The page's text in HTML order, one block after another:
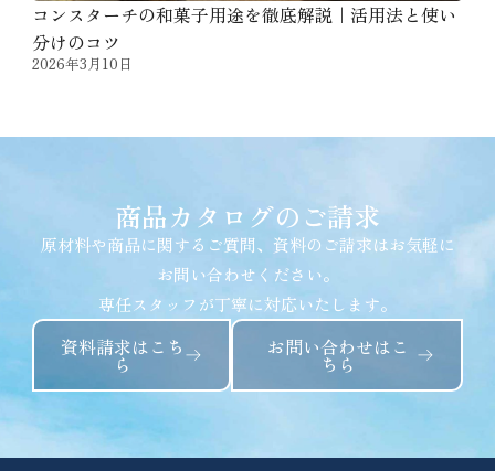
コンスターチの和菓子用途を徹底解説｜活用法と使い
分けのコツ
2026年3月10日
商品カタログのご請求
原材料や商品に関するご質問、資料のご請求はお気軽に
お問い合わせください。
専任スタッフが丁寧に対応いたします。
資料請求はこち
ら
お問い合わせはこ
ちら